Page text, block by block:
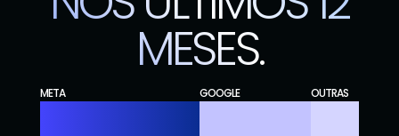
MESES.
META GOOGLE OUTRAS